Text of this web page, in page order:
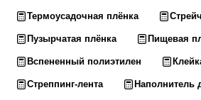
Термоусадочная плёнка
Пузырчатая плёнка Пищевая
Вспененный полиэтилен
Стреппинг-лента Наполнитель